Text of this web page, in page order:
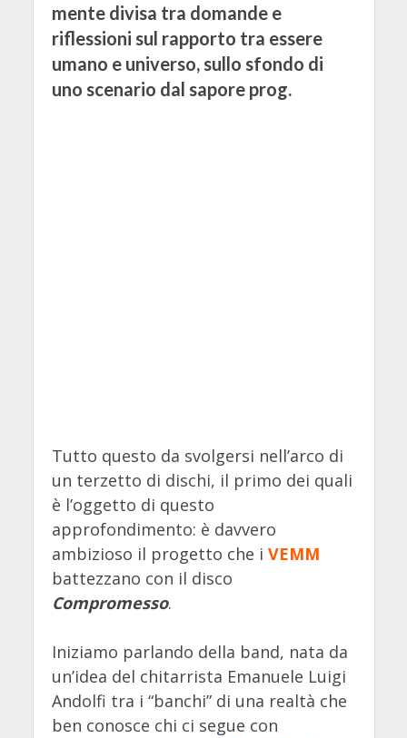
mente divisa tra domande e
riflessioni sul rapporto tra essere
umano e universo, sullo sfondo di
uno scenario dal sapore prog.
Tutto questo da svolgersi nell’arco di
un terzetto di dischi, il primo dei quali
è l’oggetto di questo
approfondimento: è davvero
ambizioso il progetto che i VEMM
battezzano con il disco
Compromesso.
Iniziamo parlando della band, nata da
un’idea del chitarrista Emanuele Luigi
Andolfi tra i “banchi” di una realtà che
ben conosce chi ci segue con